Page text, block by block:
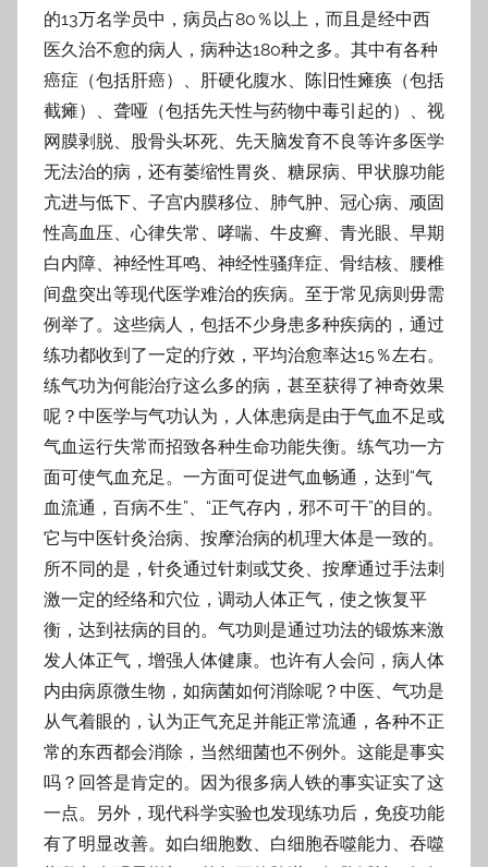
的13万名学员中，病员占80％以上，而且是经中西
医久治不愈的病人，病种达180种之多。 其中有各种
癌症（包括肝癌）、肝硬化腹水、陈旧性瘫痪（包括
截瘫）、聋哑（包括先天性与药物中毒引起的）、视
网膜剥脱、股骨头坏死、先天脑发育不良等许多医学
无法治的病，还有萎缩性胃炎、糖尿病、甲状腺功能
亢进与低下、子宫内膜移位、肺气肿、冠心病、顽固
性高血压、心律失常、哮喘、牛皮癣、青光眼、早期
白内障、神经性耳鸣、神经性骚痒症、骨结核、腰椎
间盘突出等现代医学难治的疾病。至于常见病则毋需
例举了。这些病人，包括不少身患多种疾病的，通过
练功都收到了一定的疗效，平均治愈率达15％左右。
练气功为何能治疗这么多的病，甚至获得了神奇效果
呢？中医学与气功认为，人体患病是由于气血不足或
气血运行失常而招致各种生命功能失衡。练气功一方
面可使气血充足。一方面可促进气血畅通，达到“气
血流通，百病不生”、“正气存内，邪不可干”的目 的。
它与中医针灸治病、按摩治病的机理大体是一致的。
所不同的是，针灸通过针刺或艾灸、按摩通过手法刺
激一定的经络和穴位，调动人体正气，使之恢复平
衡，达到祛病的目 的。气功则是通过功法的锻炼来激
发人体正气，增强人体健康。也许有人会问，病人体
内由病原微生物，如病菌如何消除呢？中医、气功是
从气着眼的，认为正气充足并能正常流通，各种不正
常的东西都会消除，当然细菌也不例外。这能是事实
吗？回答是肯定的。因为很多病人铁的事实证实了这
一点。另外，现代科学实验也发现练功后，免疫功能
有了明显改善。如白细胞数、白细胞吞噬能力、吞噬